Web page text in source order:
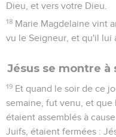
Dieu, et vers votre Dieu.
18 Marie Magdelaine vint
vu le Seigneur, et qu'il lui
Jésus se montre à
19 Et quand le soir de ce
semaine, fut venu, et que
étaient assemblés à
Juifs, étaient fermées :